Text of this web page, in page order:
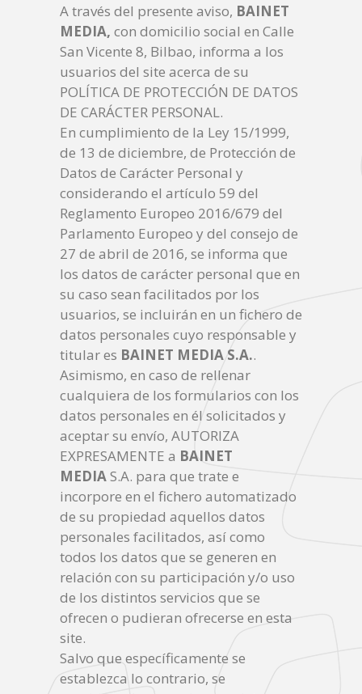
A través del presente aviso, BAINET
MEDIA, con domicilio social en Calle
San Vicente 8, Bilbao, informa a los
usuarios del site acerca de su
POLÍTICA DE PROTECCIÓN DE DATOS
DE CARÁCTER PERSONAL.
En cumplimiento de la Ley 15/1999,
de 13 de diciembre, de Protección de
Datos de Carácter Personal y
considerando el artículo 59 del
Reglamento Europeo 2016/679 del
Parlamento Europeo y del consejo de
27 de abril de 2016, se informa que
los datos de carácter personal que en
su caso sean facilitados por los
usuarios, se incluirán en un fichero de
datos personales cuyo responsable y
titular es BAINET MEDIA S.A..
Asimismo, en caso de rellenar
cualquiera de los formularios con los
datos personales en él solicitados y
aceptar su envío, AUTORIZA
EXPRESAMENTE a BAINET
MEDIAS.A. para que trate e
incorpore en el fichero automatizado
de su propiedad aquellos datos
personales facilitados, así como
todos los datos que se generen en
relación con su participación y/o uso
de los distintos servicios que se
ofrecen o pudieran ofrecerse en esta
site.
Salvo que específicamente se
establezca lo contrario, se